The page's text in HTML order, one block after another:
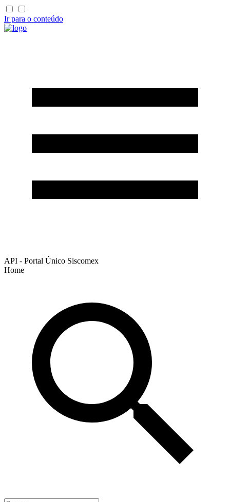
Ir para o conteúdo
API - Portal Único Siscomex
Home